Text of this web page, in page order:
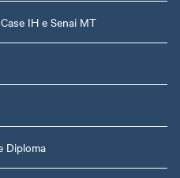
IH e Senai MT
Diploma